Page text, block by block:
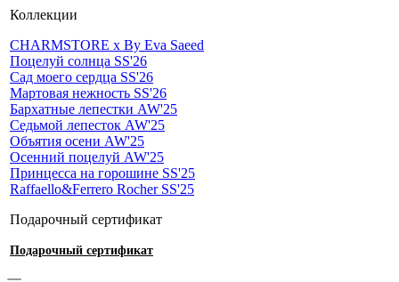
Коллекции
CHARMSTORE х By Eva Saeed
Поцелуй солнца SS'26
Сад моего сердца SS'26
Мартовая нежность SS'26
Бархатные лепестки AW'25
Седьмой лепесток AW'25
Объятия осени AW'25
Осенний поцелуй AW'25
Принцесса на горошине SS'25
Raffaello&Ferrero Rocher SS'25
Подарочный сертификат
Подарочный сертификат